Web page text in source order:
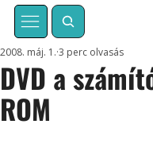
DVD a
ROM
2008. máj. 1. 3 perc olvasás